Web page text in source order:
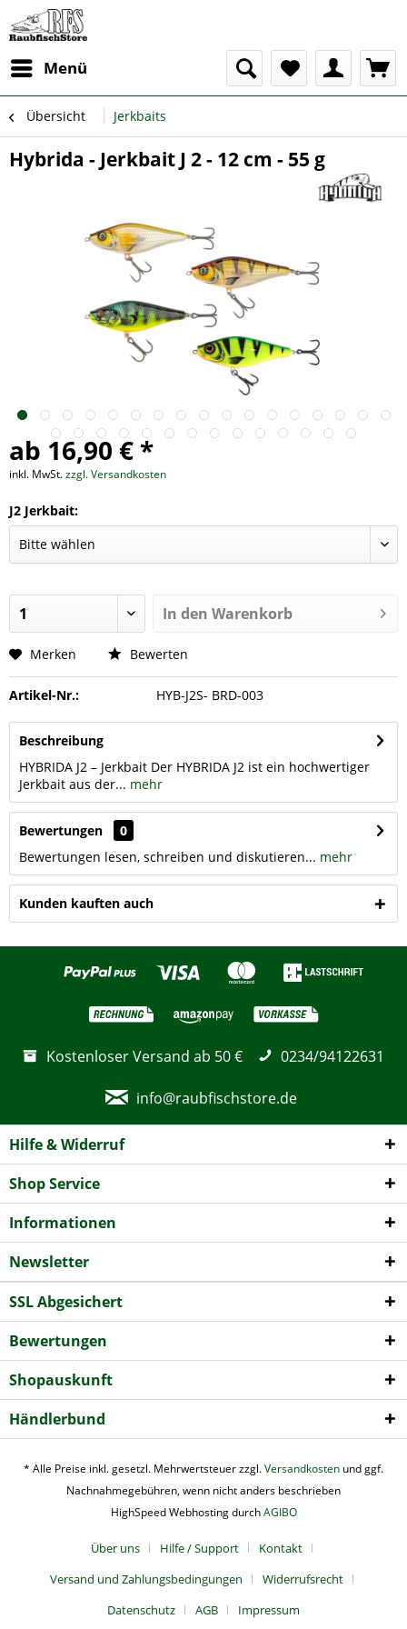
Menü
Übersicht Jerkbaits
Hybrida - Jerkbait J 2 - 12 cm - 55 g
ab 16,90 € *
inkl. MwSt.zzgl. Versandkosten
J2 Jerkbait:
In den Warenkorb
Merken Bewerten
Artikel-Nr.: HYB-J2S- BRD-003
Beschreibung
HYBRIDA J2 – Jerkbait Der HYBRIDA J2 ist ein hochwertiger
Jerkbait aus der... mehr
Bewertungen
0
Bewertungen lesen, schreiben und diskutieren... mehr
Kunden kauften auch
Kostenloser Versand ab 50 € 0234/94122631
info@raubfischstore.de
Hilfe & Widerruf
Shop Service
Informationen
Newsletter
SSL Abgesichert
Bewertungen
Shopauskunft
Händlerbund
* Alle Preise inkl. gesetzl. Mehrwertsteuer zzgl.Versandkosten und ggf.
Nachnahmegebühren, wenn nicht anders beschrieben
HighSpeed Webhosting durchAGIBO
Über uns Hilfe / Support
Kontakt
Versand und Zahlungsbedingungen
Widerrufsrecht
Datenschutz
AGB Impressum